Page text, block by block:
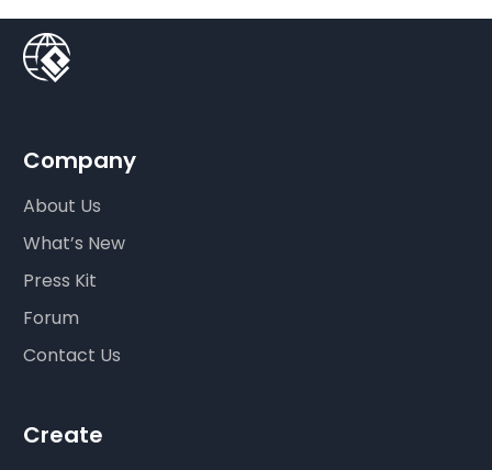
Company
About Us
What’s New
Press Kit
Forum
Contact Us
Create